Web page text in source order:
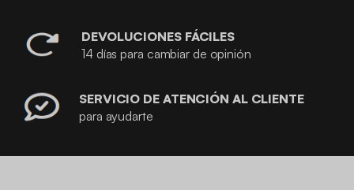
DEVOLUCIONES FÁCILES
14 días para cambiar de opinión
SERVICIO DE ATENCIÓN AL CLIENTE
para ayudarte